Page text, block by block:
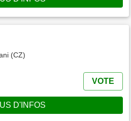
(CZ)
VOTE
D'INFOS